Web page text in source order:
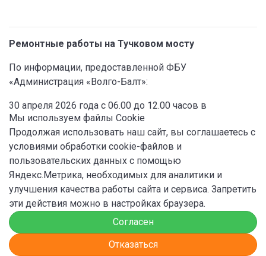
Ремонтные работы на Тучковом мосту
По информации, предоставленной ФБУ
«Администрация «Волго-Балт»:
30 апреля 2026 года с 06.00 до 12.00 часов в
разводном пролете Тучкова моста проводятся
ремонтные работы по замене навигационных
сигналов.
Движение судов на этот период осуществляется в
спусковой и взводные пролёты моста.
Связь с дежурным буксиром «Иртыш».
Просим судоводителей соблюдать осторожность и
заранее планировать маршруты движения.
Мы используем файлы Сookie
Продолжая использовать наш сайт, вы соглашаетесь с
условиями обработки cookie-файлов и
пользовательских данных с помощью
Яндекс.Метрика, необходимых для аналитики и
улучшения качества работы сайта и сервиса. Запретить
эти действия можно в настройках браузера.
Согласен
Отказаться